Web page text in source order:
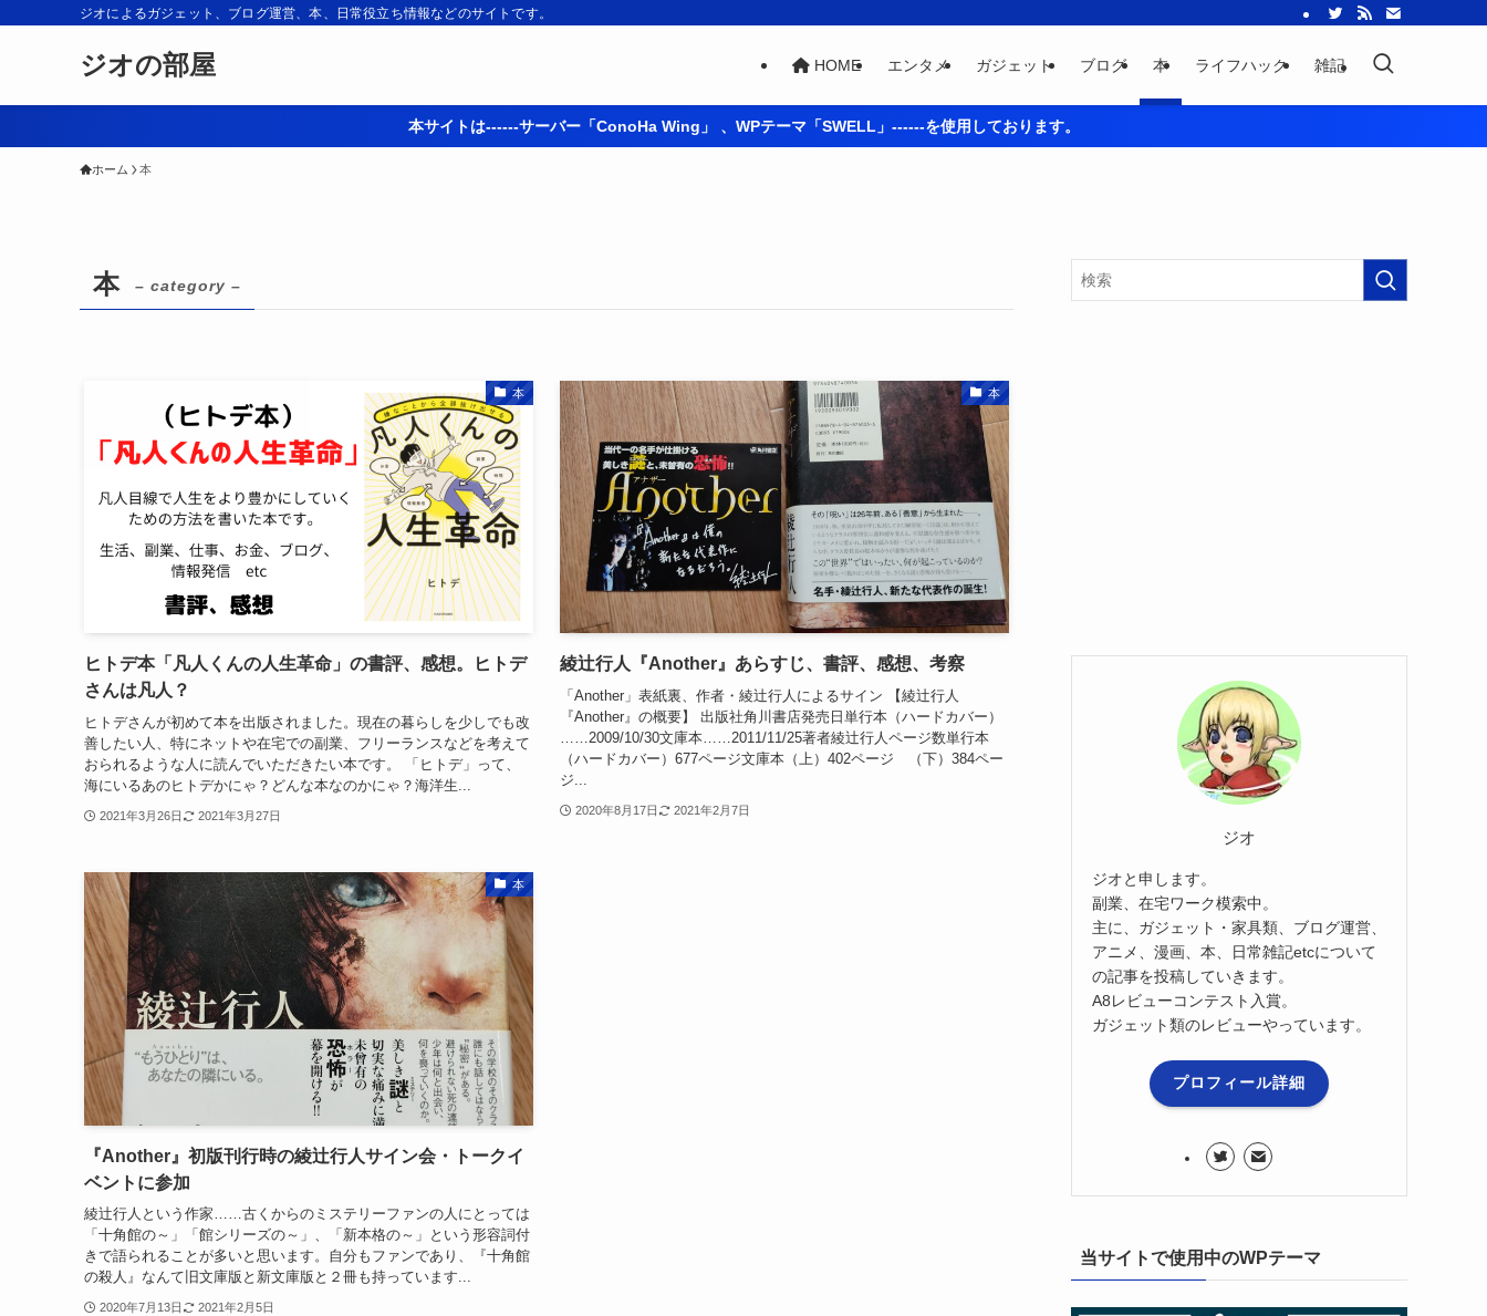
ジオによるガジェット、ブログ運営、本、日常役立ち情報などのサイトです。
ジオの部屋 HOME エンタメ ガジェット ブログ 本 ライフハック 雑記
本サイトは------サーバー「ConoHa Wing」 、WPテーマ「SWELL」------を使用しております。
ホーム 本
本 – category –
本
ヒトデ本「凡人くんの人生革命」の書評、感想。ヒトデ
さんは凡人？
ヒトデさんが初めて本を出版されました。現在の暮らしを少しでも改
善したい人、特にネットや在宅での副業、フリーランスなどを考えて
おられるような人に読んでいただきたい本です。 「ヒトデ」って、
海にいるあのヒトデかにゃ？どんな本なのかにゃ？海洋生...
2021年3月26日 2021年3月27日
本
綾辻行人『Another』あらすじ、書評、感想、考察
「Another」表紙裏、作者・綾辻行人によるサイン 【綾辻行人
『Another』の概要】 出版社角川書店発売日単行本（ハードカバー）
……2009/10/30文庫本……2011/11/25著者綾辻行人ページ数単行本
（ハードカバー）677ページ文庫本（上）402ページ （下）384ペー
ジ...
2020年8月17日 2021年2月7日
本
『Another』初版刊行時の綾辻行人サイン会・トークイ
ベントに参加
綾辻行人という作家……古くからのミステリーファンの人にとっては
「十角館の～」「館シリーズの～」、「新本格の～」という形容詞付
きで語られることが多いと思います。自分もファンであり、『十角館
の殺人』なんて旧文庫版と新文庫版と２冊も持っています...
2020年7月13日 2021年2月5日
ジオ
ジオと申します。
副業、在宅ワーク模索中。
主に、ガジェット・家具類、ブログ運営、
アニメ、漫画、本、日常雑記etcについて
の記事を投稿していきます。
A8レビューコンテスト入賞。
ガジェット類のレビューやっています。
プロフィール詳細
当サイトで使用中のWPテーマ